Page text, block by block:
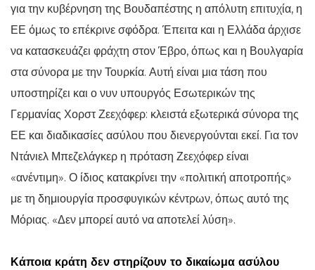
για την κυβέρνηση της Βουδαπέστης η απόλυτη επιτυχία, η
ΕΕ όμως το επέκρινε σφόδρα. Έπειτα και η Ελλάδα άρχισε
να κατασκευάζει φράχτη στον Έβρο, όπως και η Βουλγαρία
στα σύνορα με την Τουρκία. Αυτή είναι μια τάση που
υποστηρίζει και ο νυν υπουργός Εσωτερικών της
Γερμανίας Χορστ Ζεεχόφερ: κλειστά εξωτερικά σύνορα της
ΕΕ και διαδικασίες ασύλου που διενεργούνται εκεί. Για τον
Ντάνιελ Μπεζελάγκερ η πρόταση Ζεεχόφερ είναι
«ανέντιμη». Ο ίδιος κατακρίνει την «πολιτική αποτροπής»
με τη δημιουργία προσφυγικών κέντρων, όπως αυτό της
Μόριας. «Δεν μπορεί αυτό να αποτελεί λύση».
Κάποια κράτη δεν στηρίζουν το δικαίωμα ασύλου